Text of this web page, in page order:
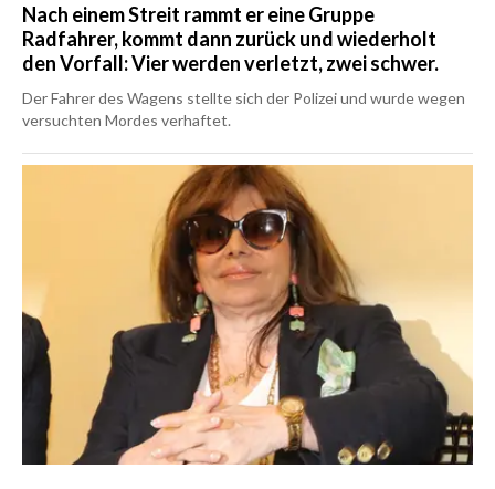
Nach einem Streit rammt er eine Gruppe
Radfahrer, kommt dann zurück und wiederholt
den Vorfall: Vier werden verletzt, zwei schwer.
Der Fahrer des Wagens stellte sich der Polizei und wurde wegen
versuchten Mordes verhaftet.